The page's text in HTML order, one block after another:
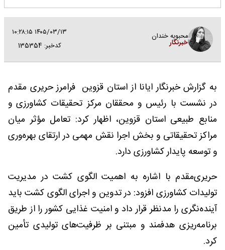
محبوبه خندان
خبرنگار
۱۴۰۵/۰۳/۱۳ ۱۰:۲۸:۱۵
کدخبر: 135354
به گزارش خبرنگار ایانا از استان قزوین فرامرز حریری مقدم
در نشست با رئیس و محققان مرکز تحقیقات کشاورزی و
منابع طبیعی استان قزوین، اظهار کرد: تعامل مؤثر میان
مراکز تحقیقاتی و بخش اجرا نقش مهمی در ارتقای بهره‌وری
و توسعه پایدار کشاورزی دارد.
حریری‌مقدم با اشاره به اهمیت الگوی کشت در مدیریت
تولیدات کشاورزی افزود: در تدوین و اجرای الگوی کشت باید
آینده‌نگری را مدنظر قرار داد و امنیت غذایی کشور را از طریق
برنامه‌ریزی هدفمند و مبتنی بر ظرفیت‌های تولیدی تأمین
کرد.